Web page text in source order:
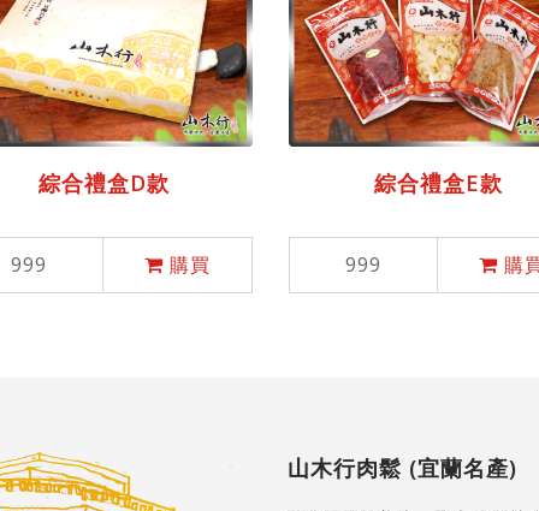
綜合禮盒D款
999 購買
綜合禮盒E款
999 購
山木行肉鬆 (宜蘭名產)